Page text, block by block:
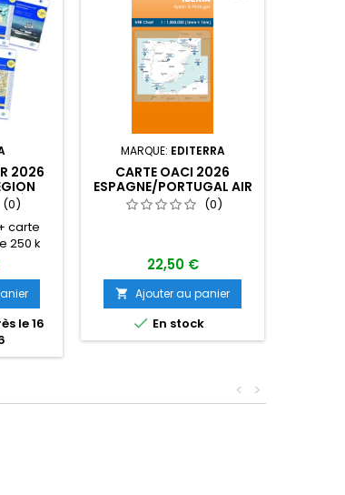
2026
1ÈRE
(0)
carte
250 k
le 16
MARQUE: EDITERRA
CARTE OACI 2026
ESPAGNE/PORTUGAL AIR
MILLION VFR AU 1/1 000
000
(0)
22,50 €
 Ajouter au panier
 En stock
>
<